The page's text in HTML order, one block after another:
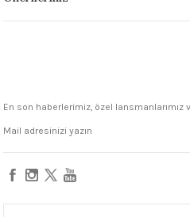
999 - 1222 °C
En son haberlerimiz, özel lansmanlarımız